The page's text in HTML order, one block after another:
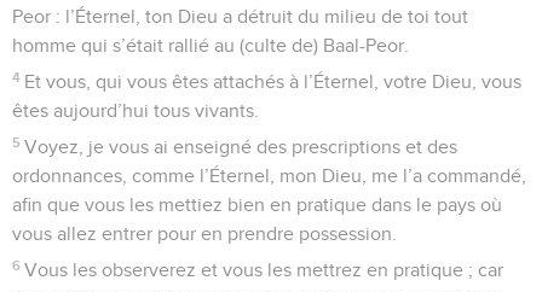
Peor : l’Éternel, ton Dieu a détruit du milieu de toi tout
homme qui s’était rallié au (culte de) Baal-Peor.
4 Et vous, qui vous êtes attachés à l’Éternel, votre Dieu, vous
êtes aujourd’hui tous vivants.
5 Voyez, je vous ai enseigné des prescriptions et des
ordonnances, comme l’Éternel, mon Dieu, me l’a commandé,
afin que vous les mettiez bien en pratique dans le pays où
vous allez entrer pour en prendre possession.
6 Vous les observerez et vous les mettrez en pratique ; car